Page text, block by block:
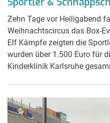
Zehn Tage vor Heiligabend
Weihnachtscircus das Box-
Elf Kämpfe zeigten die
wurden über 1.500 Euro für
Kinderklinik Karlsruhe